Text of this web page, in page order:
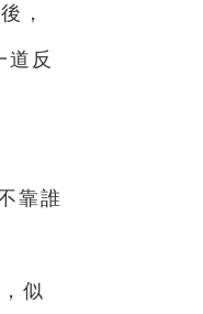
，
道反
靠誰
似